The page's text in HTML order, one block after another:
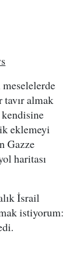
almak
kendisine
eklemeyi
Gazze
haritası
İsrail
istiyorum: